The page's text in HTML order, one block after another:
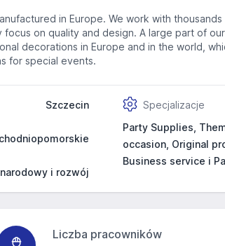
in Europe. We work with
on quality and design. A large part of
decorations in Europe and in the world,
for special events.
Szczecin
i rozwój
Specjalizacje
Party Supplies,
occasion, Original
Business service i
Liczba pracowników